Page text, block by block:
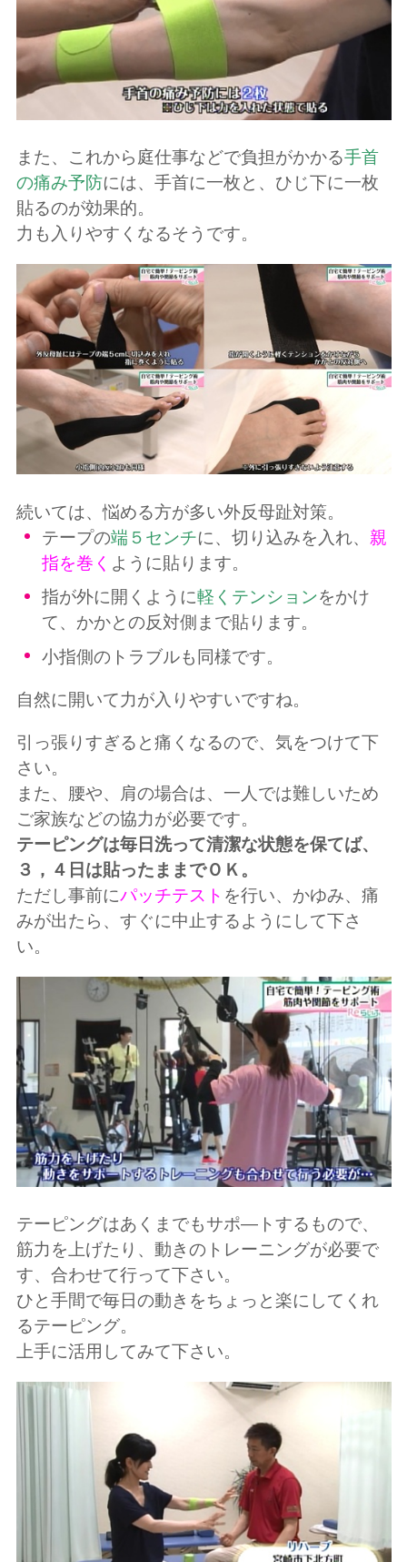
また、これから庭仕事などで負担がかかる手首
の痛み予防には、手首に一枚と、ひじ下に一枚
貼るのが効果的。
力も入りやすくなるそうです。
続いては、悩める方が多い外反母趾対策。
テープの端５センチに、切り込みを入れ、 親
指を巻く ように貼ります。
指が外に開くように軽くテンションをかけ
て、かかとの反対側まで貼ります。
小指側のトラブルも同様です。
自然に開いて力が入りやすいですね。
引っ張りすぎると痛くなるので、気をつけて下
さい。
また、腰や、肩の場合は、一人では難しいため
ご家族などの協力が必要です。
テーピングは毎日洗って清潔な状態を保てば、
３，４日は貼ったままでＯＫ。
ただし事前にパッチテスト を行い、かゆみ、痛
みが出たら、すぐに中止するようにして下さ
い。
テーピングはあくまでもサポ―トするもので、
筋力を上げたり、動きのトレーニングが必要で
す、合わせて行って下さい。
ひと手間で毎日の動きをちょっと楽にしてくれ
るテーピング。
上手に活用してみて下さい。